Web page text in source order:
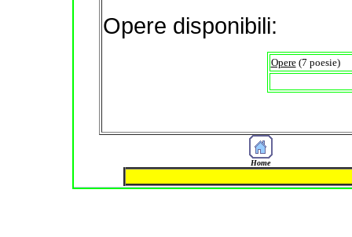
Opere disponibili:
Opere(7 poesie)
Home